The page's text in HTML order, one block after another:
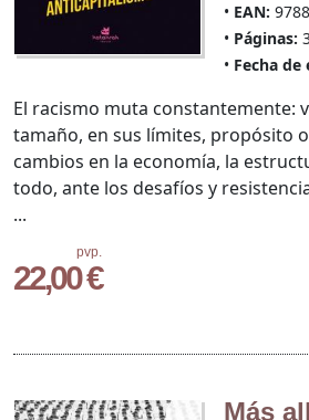
EAN:
Páginas:
Fecha de
pvp.
22,00 €
El racismo muta constantemente:
tamaño, en sus límites, propósito
cambios en la economía, la
todo, ante los desafíos y
...
Más